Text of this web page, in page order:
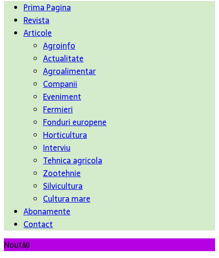
Prima Pagina
Revista
Articole
Agroinfo
Actualitate
Agroalimentar
Companii
Eveniment
Fermieri
Fonduri europene
Horticultura
Interviu
Tehnica agricola
Zootehnie
Silvicultura
Cultura mare
Abonamente
Contact
Noutăți